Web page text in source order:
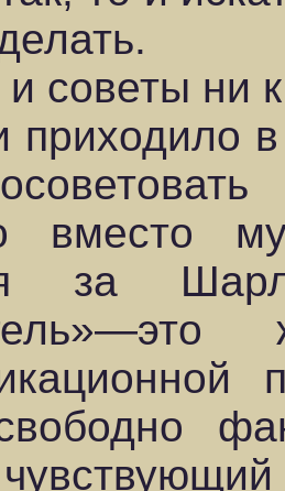
советы ни
приходило
вместо
за